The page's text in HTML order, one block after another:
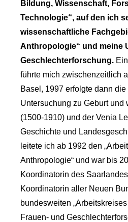
Bildung, Wissenschaft,
Technologie“, auf den ich
wissenschaftliche
Anthropologie“ und meine
Geschlechterforschung.
führte mich zwischenzeitlich
Basel, 1997 erfolgte dann
Untersuchung zu Geburt und
(1500-1910) und der Venia
Geschichte und
leitete ich ab 1992 den
Anthropologie“ und war bis
Koordinatorin des
Koordinatorin aller Neuen
bundesweiten
Frauen- und